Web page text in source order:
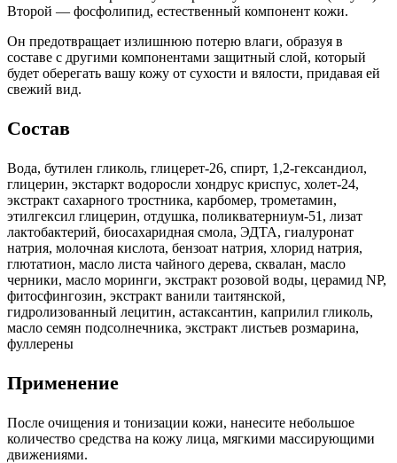
Второй — фосфолипид, естественный компонент кожи.
Он предотвращает излишнюю потерю влаги, образуя в
составе с другими компонентами защитный слой, который
будет оберегать вашу кожу от сухости и вялости, придавая ей
свежий вид.
Состав
Вода, бутилен гликоль, глицерет-26, спирт, 1,2-гександиол,
глицерин, экстаркт водоросли хондрус криспус, холет-24,
экстракт сахарного тростника, карбомер, трометамин,
этилгексил глицерин, отдушка, поликватерниум-51, лизат
лактобактерий, биосахаридная смола, ЭДТА, гиалуронат
натрия, молочная кислота, бензоат натрия, хлорид натрия,
глютатион, масло листа чайного дерева, сквалан, масло
черники, масло моринги, экстракт розовой воды, церамид NP,
фитосфингозин, экстракт ванили таитянской,
гидролизованный лецитин, астаксантин, каприлил гликоль,
масло семян подсолнечника, экстракт листьев розмарина,
фуллерены
Применение
После очищения и тонизации кожи, нанесите небольшое
количество средства на кожу лица, мягкими массирующими
движениями.